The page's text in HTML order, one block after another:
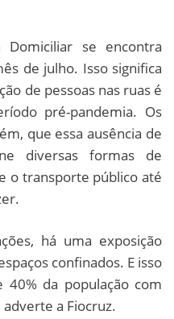
se encontra
de julho. Isso significa
de pessoas nas ruas é
pré-pandemia. Os
que essa ausência de
diversas formas de
o transporte público até
há uma exposição
confinados. E isso
da população com
a Fiocruz.